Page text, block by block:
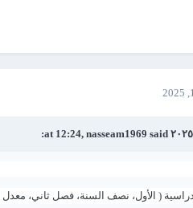
nasseam1969 said: